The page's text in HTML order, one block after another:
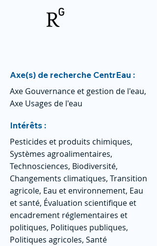
Axe(s) de recherche CentrEau :
Axe Gouvernance et gestion de l'eau,
Axe Usages de l'eau
Intérêts :
Pesticides et produits chimiques,
Systèmes agroalimentaires,
Technosciences, Biodiversité,
Changements climatiques, Transition
agricole, Eau et environnement, Eau
et santé, Évaluation scientifique et
encadrement réglementaires et
politiques, Politiques publiques,
Politiques agricoles, Santé